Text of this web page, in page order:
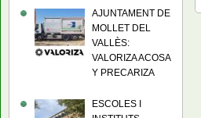
AJUNTAMENT DE
MOLLET DEL
VALLÈS:
VALORIZA ACOSA
Y PRECARIZA
ESCOLES I